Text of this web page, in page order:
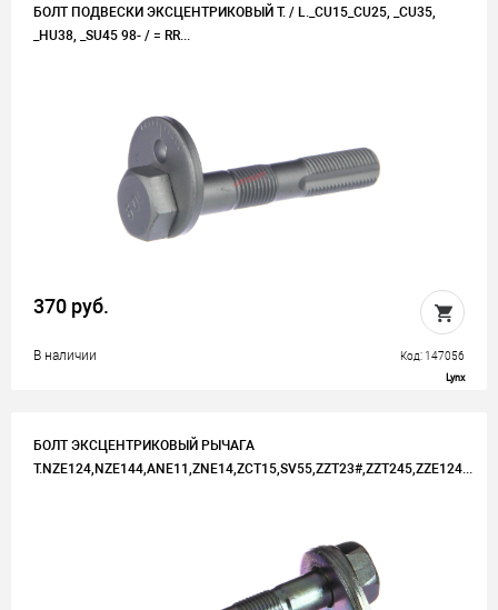
БОЛТ ПОДВЕСКИ ЭКСЦЕНТРИКОВЫЙ T. / L._CU15_CU25, _CU35,
_HU38, _SU45 98- / = RR...
370 руб.
В наличии Код: 147056
Lynx
БОЛТ ЭКСЦЕНТРИКОВЫЙ РЫЧАГА
T.NZE124,NZE144,ANE11,ZNE14,ZCT15,SV55,ZZT23#,ZZT245,ZZE124...